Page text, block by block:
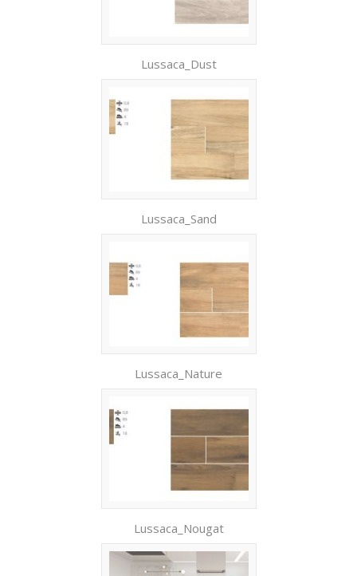
Lussaca_Dust
Lussaca_Sand
Lussaca_Nature
Lussaca_Nougat